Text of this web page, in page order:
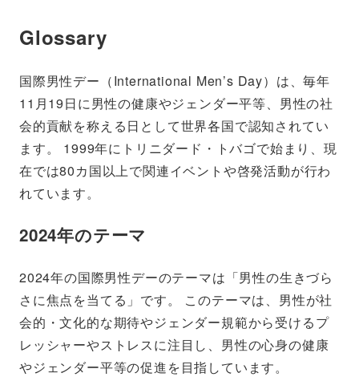
Glossary
国際男性デー（International Men’s Day）は、毎年
11月19日に男性の健康やジェンダー平等、男性の社
会的貢献を称える日として世界各国で認知されてい
ます。 1999年にトリニダード・トバゴで始まり、現
在では80カ国以上で関連イベントや啓発活動が行わ
れています。
2024年のテーマ
2024年の国際男性デーのテーマは「男性の生きづら
さに焦点を当てる」です。 このテーマは、男性が社
会的・文化的な期待やジェンダー規範から受けるプ
レッシャーやストレスに注目し、男性の心身の健康
やジェンダー平等の促進を目指しています。